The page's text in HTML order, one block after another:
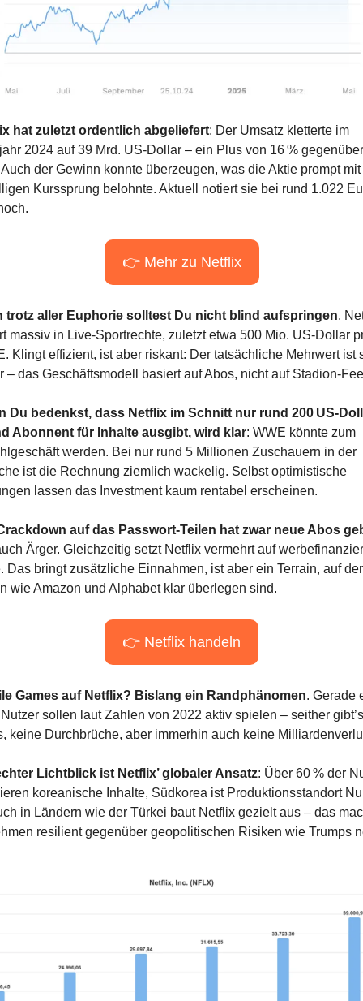
hat zuletzt ordentlich abgeliefert: Der Umsatz kletterte im
2024 auf 39 Mrd. US-Dollar – ein Plus von 16 %
der Gewinn konnte überzeugen, was die Aktie prompt
Kurssprung belohnte. Aktuell notiert sie bei rund 1.022
👉 Mehr zu Netflix
trotz aller Euphorie solltest Du nicht blind aufspringen.
massiv in Live-Sportrechte, zuletzt etwa 500 Mio. US-Dollar
Klingt effizient, ist aber riskant: Der tatsächliche Mehrwert ist
– das Geschäftsmodell basiert auf Abos, nicht auf Stadion-
Du bedenkst, dass Netflix im Schnitt nur rund 200 US-
Abonnent für Inhalte ausgibt, wird klar: WWE könnte zum
werden. Bei nur rund 5 Millionen Zuschauern in der
ist die Rechnung ziemlich wackelig. Selbst optimistische
lassen das Investment kaum rentabel erscheinen.
auf das Passwort-Teilen hat zwar neue Abos
Ärger. Gleichzeitig setzt Netflix vermehrt auf
Das bringt zusätzliche Einnahmen, ist aber ein Terrain, auf
wie Amazon und Alphabet klar überlegen sind.
👉 Netflix handeln
Games auf Netflix? Bislang ein Randphänomen. Gerade
Nutzer sollen laut Zahlen von 2022 aktiv spielen – seither
keine Durchbrüche, aber immerhin auch keine
Lichtblick ist Netflix’ globaler Ansatz: Über 60 % der
koreanische Inhalte, Südkorea ist Produktionsstandort
in Ländern wie der Türkei baut Netflix gezielt aus – das
resilient gegenüber geopolitischen Risiken wie Trumps